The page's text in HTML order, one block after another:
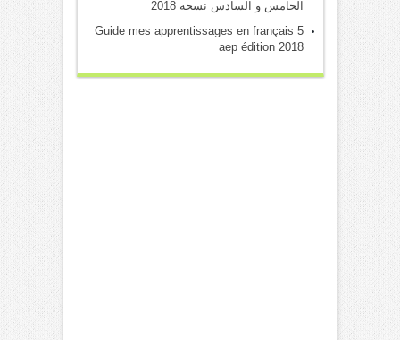
الخامس و السادس نسخة 2018
Guide mes apprentissages en français 5
aep édition 2018